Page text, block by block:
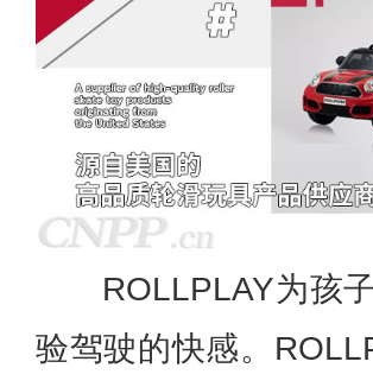
ROLLPLAY为孩
验驾驶的快感。